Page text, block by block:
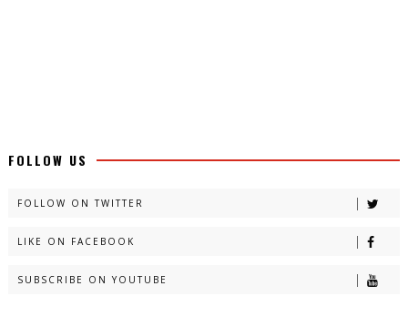
FOLLOW US
FOLLOW ON TWITTER
LIKE ON FACEBOOK
SUBSCRIBE ON YOUTUBE